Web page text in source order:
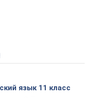
язык 11 класс